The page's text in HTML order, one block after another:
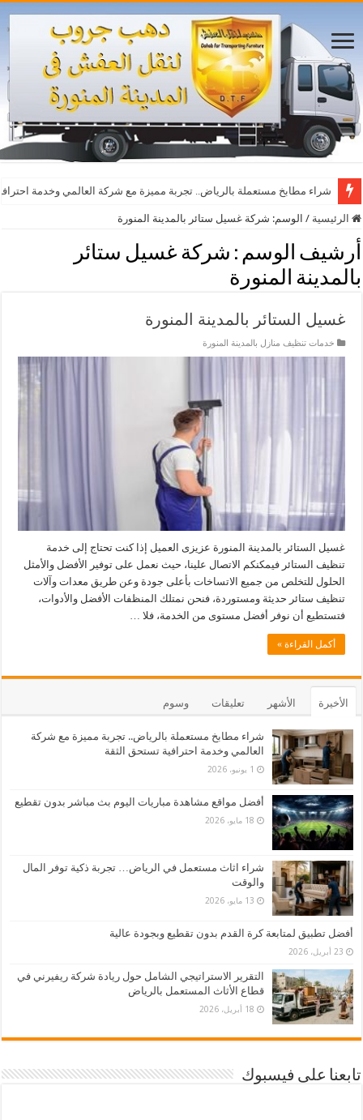
شراء مطابخ مستعملة بالرياض.. تجربة مميزة مع شركة العالمي وخدمة
الرئيسية / الوسم: شركة غسيل ستائر بالمدينة المنورة
أرشيف الوسم : شركة غسيل ستائر
بالمدينة المنورة
غسيل الستائر بالمدينة المنورة
خدمات تنظيف منازل بالمدينة المنورة
غسيل الستائر بالمدينة المنورة عزيزى العميل إذا كنت تحتاج إلى خدمة
تنظيف الستائر فيمكنكم الاتصال علينا، حيث نعمل على توفير الأفضل والأمثل
الحلول للتخلص من جميع الاتساخات بأعلى جودة وعن طريق معدات وآلات
تنظيف ستائر حديثة ومستوردة، فنحن نمتلك المنظفات الأفضل والأدوات،
فتستطيع أن نوفر أفضل مستوى من الخدمة، فلا …
أكمل القراءة »
الأخيرة الأشهر تعليقات وسوم
شراء مطابخ مستعملة بالرياض.. تجربة مميزة مع شركة
العالمي وخدمة احترافية تستحق الثقة
1 يونيو، 2026
أفضل مواقع مشاهدة مباريات اليوم بث مباشر بدون تقطيع
18 مايو، 2026
شراء اثاث مستعمل في الرياض… تجربة ذكية توفر المال
والوقت
13 مايو، 2026
أفضل تطبيق لمتابعة كرة القدم بدون تقطيع وبجودة عالية
23 أبريل، 2026
التقرير الاستراتيجي الشامل حول ريادة شركة ريفيرني في
قطاع الأثاث المستعمل بالرياض
18 أبريل، 2026
تابعنا على فيسبوك